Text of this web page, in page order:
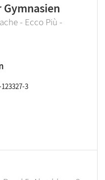
Gymnasien
- Ecco Più -
3